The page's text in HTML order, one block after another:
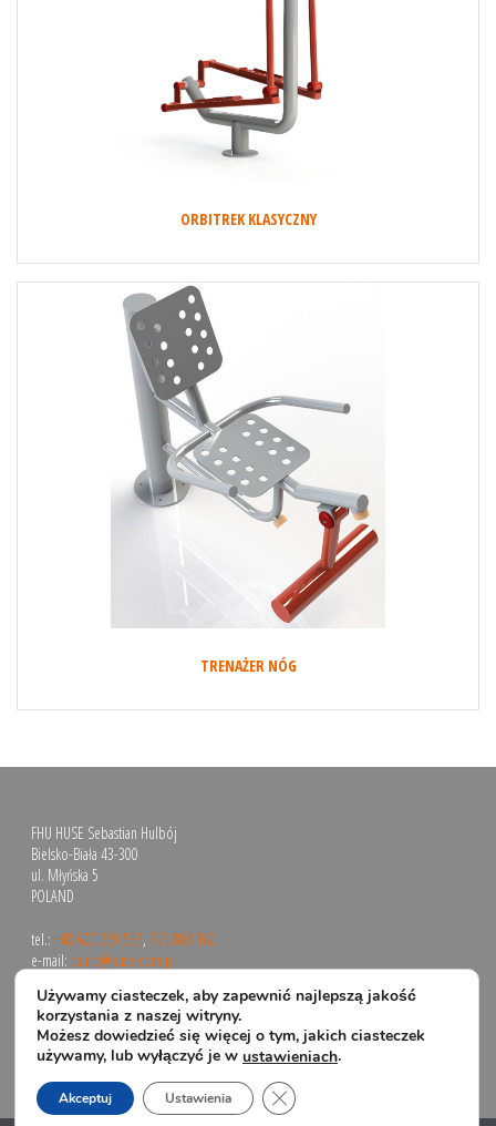
ORBITREK KLASYCZNY
TRENAŻER NÓG
FHU HUSE Sebastian Hulbój
Bielsko-Biała 43-300
ul. Młyńska 5
POLAND
tel.:+48 600 269 537,793 803 160
e-mail: biuro@huse.com.pl
Używamy ciasteczek, aby zapewnić najlepszą jakość
korzystania z naszej witryny.
Możesz dowiedzieć się więcej o tym, jakich ciasteczek
używamy, lub wyłączyć je w ustawieniach.
Akceptuj Ustawienia Zamknij panel powiadomień o